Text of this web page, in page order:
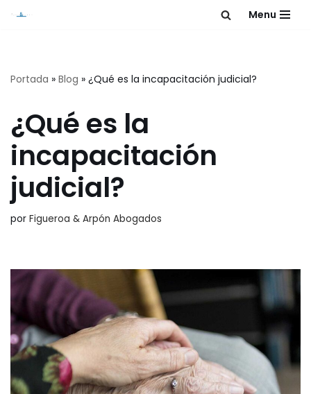
Menu
Portada » Blog » ¿Qué es la incapacitación judicial?
¿Qué es la
incapacitación
judicial?
por Figueroa & Arpón Abogados